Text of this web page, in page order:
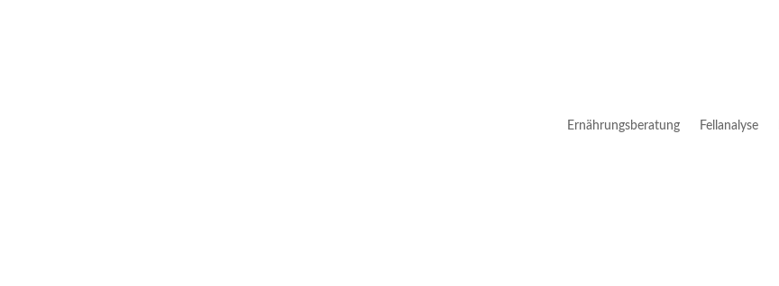
Ernährungsberatung Fellanalyse